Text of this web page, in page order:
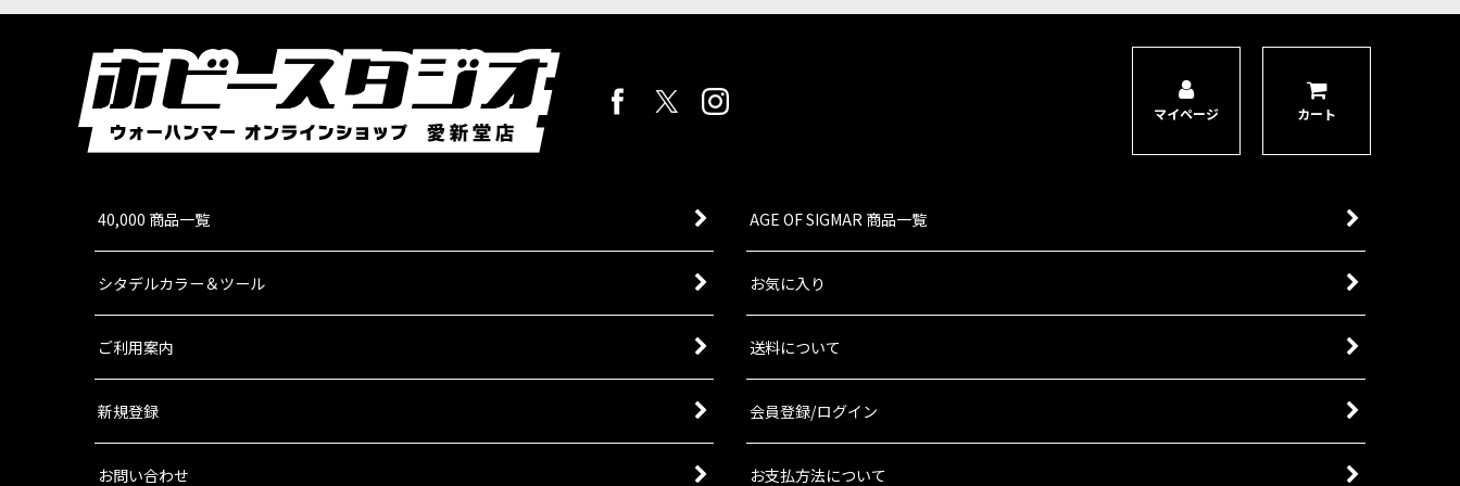
マイページ カート
40,000 商品一覧 AGE OF SIGMAR 商品一覧
シタデルカラー＆ツール お気に入り
ご利用案内 送料について
新規登録 会員登録/ログイン
お問い合わせ お支払方法について